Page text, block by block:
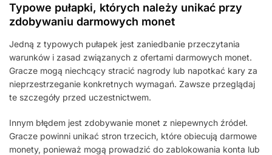
Typowe pułapki, których należy unikać przy
zdobywaniu darmowych monet
Jedną z typowych pułapek jest zaniedbanie przeczytania
warunków i zasad związanych z ofertami darmowych monet.
Gracze mogą niechcący stracić nagrody lub napotkać kary za
nieprzestrzeganie konkretnych wymagań. Zawsze przeglądaj
te szczegóły przed uczestnictwem.
Innym błędem jest zdobywanie monet z niepewnych źródeł.
Gracze powinni unikać stron trzecich, które obiecują darmowe
monety, ponieważ mogą prowadzić do zablokowania konta lub